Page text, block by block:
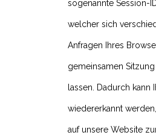
sogenannte Session-
welcher sich
Anfragen Ihres
gemeinsamen
lassen. Dadurch kann
wiedererkannt
auf unsere Website